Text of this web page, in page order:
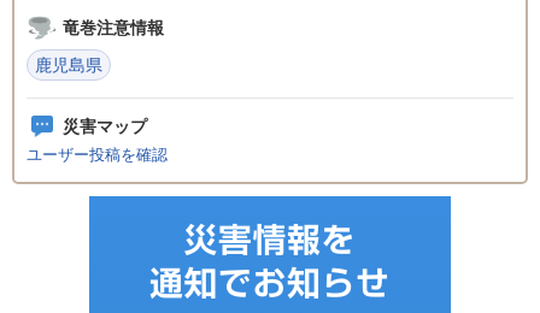
竜巻注意情報
鹿児島県
災害マップ
ユーザー投稿を確認